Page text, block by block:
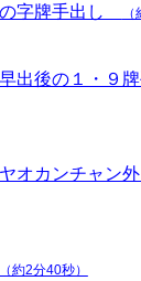
の字牌手出し
出後の１・９
オカンチャン
（約2分40秒）